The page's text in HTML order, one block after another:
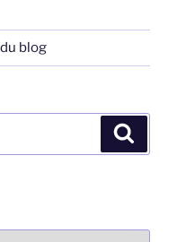
blog